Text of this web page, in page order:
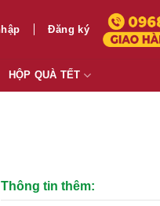
Đăng ký
HỘP QUÀ TẾT
Thông tin thêm: